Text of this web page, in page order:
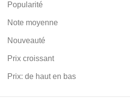
Popularité
Note moyenne
Nouveauté
Prix croissant
Prix: de haut en bas